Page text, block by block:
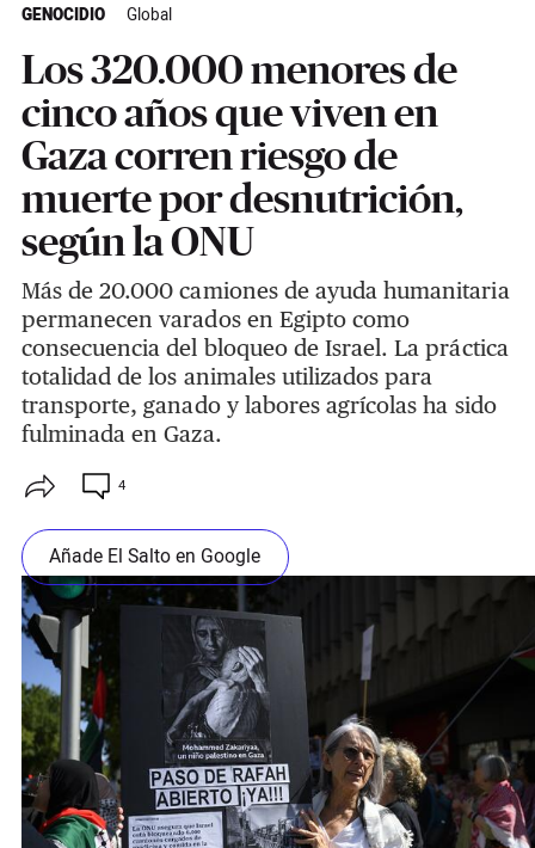
GENOCIDIO Global
Los 320.000 menores de
cinco años que viven en
Gaza corren riesgo de
muerte por desnutrición,
según la ONU
Más de 20.000 camiones de ayuda humanitaria
permanecen varados en Egipto como
consecuencia del bloqueo de Israel. La práctica
totalidad de los animales utilizados para
transporte, ganado y labores agrícolas ha sido
fulminada en Gaza.
4
Añade El Salto en Google